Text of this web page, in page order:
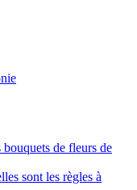
de fleurs de
sont les règles à